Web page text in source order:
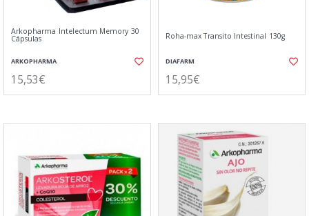
Arkopharma Intelectum Memory 30
Cápsulas
ARKOPHARMA
15,53€
Roha-max Transito Intestinal 130g
DIAFARM
15,95€